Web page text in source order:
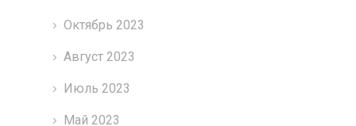
Октябрь 2023
Август 2023
Июль 2023
Май 2023